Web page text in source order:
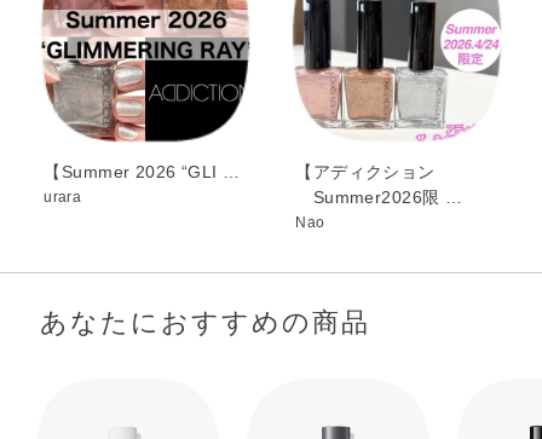
オロフロゴパイト・水・ソルビン酸・Al・コンジョウ・酸
化チタン・酸化鉄・黄4・赤201
【Summer 2026 “GLI …
urara
【アディクション
Summer2026限 …
Nao
あなたにおすすめの商品